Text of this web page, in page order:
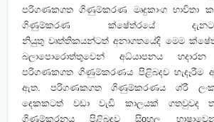
පරිගණකගත ගිණුම්කරණ මෘදුකාංග භාවිතා
ගිණුම්කරණ ක්ෂේත්රයේ
නියුතු වෘත්තිකයන්ටත් අනාගතයේදි මෙම
බලාපොරොත්තුවෙන්
අධ්යාපනය
පරිගණකගත ගිණුම්කරණය පිළිබදව හැදෑරීම
ඇත. පරිගණකගත ගිණුම්කරණය ශ්රී
දෙකකටත් වඩා වැඩි කාලයක් ගතවුවද
ගිණුම්කරනය පිළිබඳව සිoහල